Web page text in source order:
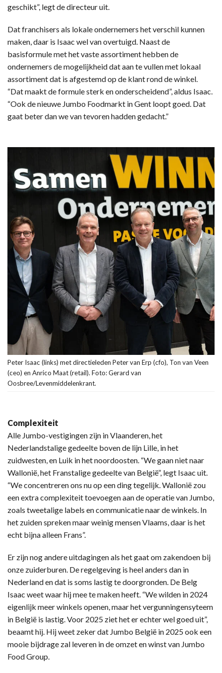
geschikt”, legt de directeur uit.
Dat franchisers als lokale ondernemers het verschil kunnen
maken, daar is Isaac wel van overtuigd. Naast de
basisformule met het vaste assortiment hebben de
ondernemers de mogelijkheid dat aan te vullen met lokaal
assortiment dat is afgestemd op de klant rond de winkel.
“Dat maakt de formule sterk en onderscheidend”, aldus Isaac.
“Ook de nieuwe Jumbo Foodmarkt in Gent loopt goed. Dat
gaat beter dan we van tevoren hadden gedacht.”
Peter Isaac (links) met directieleden Peter van Erp (cfo), Ton van Veen
(ceo) en Anrico Maat (retail). Foto: Gerard van
Oosbree/Levenmiddelenkrant.
Complexiteit
Alle Jumbo-vestigingen zijn in Vlaanderen, het
Nederlandstalige gedeelte boven de lijn Lille, in het
zuidwesten, en Luik in het noordoosten. “We gaan niet naar
Wallonië, het Franstalige gedeelte van België”, legt Isaac uit.
“We concentreren ons nu op een ding tegelijk. Wallonië zou
een extra complexiteit toevoegen aan de operatie van Jumbo,
zoals tweetalige labels en communicatie naar de winkels. In
het zuiden spreken maar weinig mensen Vlaams, daar is het
echt bijna alleen Frans”.
Er zijn nog andere uitdagingen als het gaat om zakendoen bij
onze zuiderburen. De regelgeving is heel anders dan in
Nederland en dat is soms lastig te doorgronden. De Belg
Isaac weet waar hij mee te maken heeft. “We wilden in 2024
eigenlijk meer winkels openen, maar het vergunningensyteem
in België is lastig. Voor 2025 ziet het er echter wel goed uit”,
beaamt hij. Hij weet zeker dat Jumbo België in 2025 ook een
mooie bijdrage zal leveren in de omzet en winst van Jumbo
Food Group.